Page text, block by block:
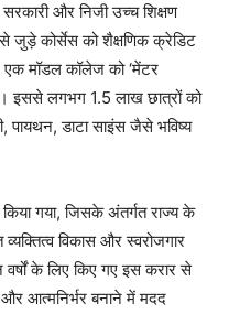
और निजी उच्च शिक्षण
जुड़े कोर्सेस को शैक्षणिक क्रेडिट
एक मॉडल कॉलेज को ‘मेंटर
इससे लगभग 1.5 लाख छात्रों को
पायथन, डाटा साइंस जैसे भविष्य
गया, जिसके अंतर्गत राज्य के
विकास और स्वरोजगार
वर्षों के लिए किए गए इस करार से
आत्मनिर्भर बनाने में मदद